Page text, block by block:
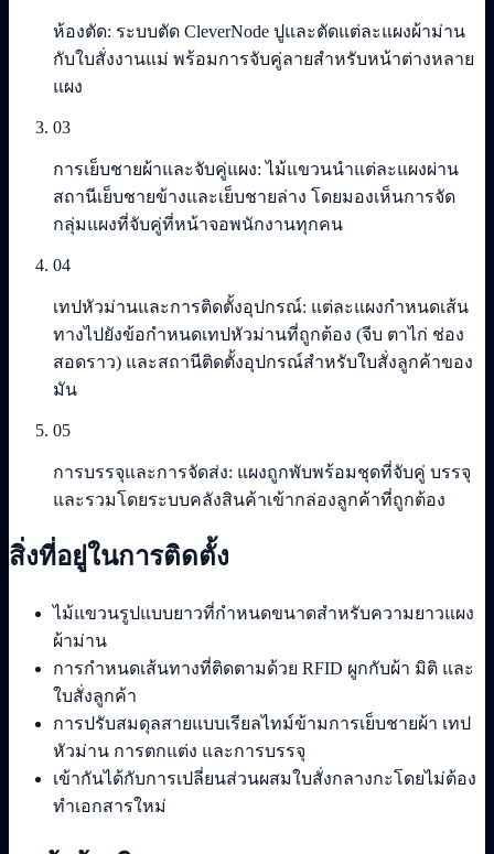
ห้องตัด: ระบบตัด CleverNode ปูและตัดแต่ละแผงผ้าม่าน
กับใบสั่งงานแม่ พร้อมการจับคู่ลายสำหรับหน้าต่างหลาย
แผง
03
การเย็บชายผ้าและจับคู่แผง: ไม้แขวนนำแต่ละแผงผ่าน
สถานีเย็บชายข้างและเย็บชายล่าง โดยมองเห็นการจัด
กลุ่มแผงที่จับคู่ที่หน้าจอพนักงานทุกคน
04
เทปหัวม่านและการติดตั้งอุปกรณ์: แต่ละแผงกำหนดเส้น
ทางไปยังข้อกำหนดเทปหัวม่านที่ถูกต้อง (จีบ ตาไก่ ช่อง
สอดราว) และสถานีติดตั้งอุปกรณ์สำหรับใบสั่งลูกค้าของ
มัน
05
การบรรจุและการจัดส่ง: แผงถูกพับพร้อมชุดที่จับคู่ บรรจุ
และรวมโดยระบบคลังสินค้าเข้ากล่องลูกค้าที่ถูกต้อง
สิ่งที่อยู่ในการติดตั้ง
ไม้แขวนรูปแบบยาวที่กำหนดขนาดสำหรับความยาวแผง
ผ้าม่าน
การกำหนดเส้นทางที่ติดตามด้วย RFID ผูกกับผ้า มิติ และ
ใบสั่งลูกค้า
การปรับสมดุลสายแบบเรียลไทม์ข้ามการเย็บชายผ้า เทป
หัวม่าน การตกแต่ง และการบรรจุ
เข้ากันได้กับการเปลี่ยนส่วนผสมใบสั่งกลางกะโดยไม่ต้อง
ทำเอกสารใหม่